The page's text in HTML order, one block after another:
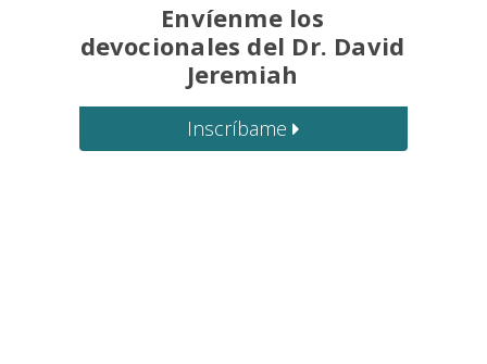
Envíenme los
devocionales del Dr. David
Jeremiah
Inscríbame